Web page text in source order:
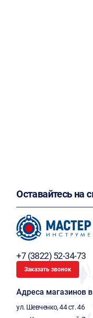
Оставайтесь на
+7 (3822) 52-34-73
Заказать звонок
Адреса магазинов
ул. Шевченко, 44 ст. 46